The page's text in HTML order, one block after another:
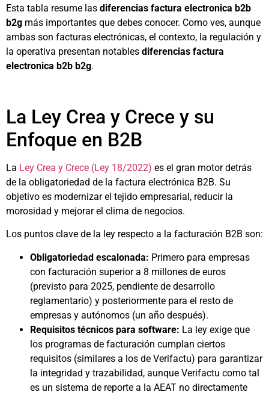
Esta tabla resume las diferencias factura electronica b2b
b2g más importantes que debes conocer. Como ves, aunque
ambas son facturas electrónicas, el contexto, la regulación y
la operativa presentan notables diferencias factura
electronica b2b b2g.
La Ley Crea y Crece y su
Enfoque en B2B
La Ley Crea y Crece (Ley 18/2022) es el gran motor detrás
de la obligatoriedad de la factura electrónica B2B. Su
objetivo es modernizar el tejido empresarial, reducir la
morosidad y mejorar el clima de negocios.
Los puntos clave de la ley respecto a la facturación B2B son:
Obligatoriedad escalonada: Primero para empresas
con facturación superior a 8 millones de euros
(previsto para 2025, pendiente de desarrollo
reglamentario) y posteriormente para el resto de
empresas y autónomos (un año después).
Requisitos técnicos para software: La ley exige que
los programas de facturación cumplan ciertos
requisitos (similares a los de Verifactu) para garantizar
la integridad y trazabilidad, aunque Verifactu como tal
es un sistema de reporte a la AEAT no directamente